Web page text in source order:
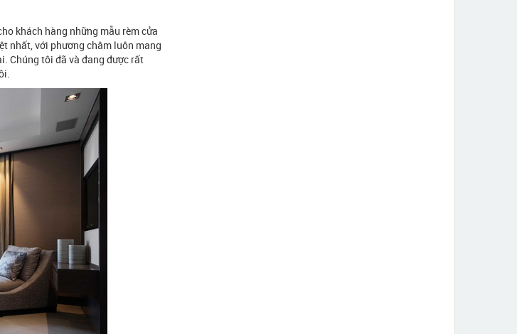
khách hàng những mẫu rèm cửa
nhất, với phương châm luôn mang
Chúng tôi đã và đang được rất